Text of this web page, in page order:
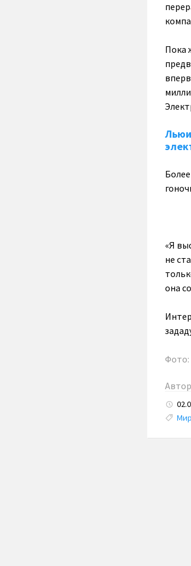
Пока
«Я
не
она
Фото:
Автор
Tags:
Мир